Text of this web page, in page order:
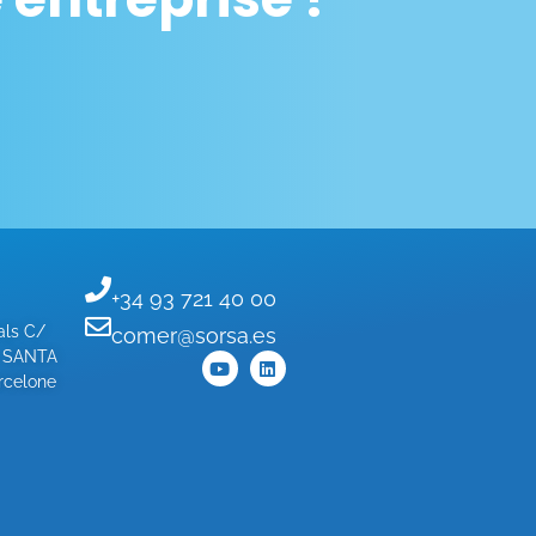
C/
+34 93 721 40 00
comer@sorsa.es